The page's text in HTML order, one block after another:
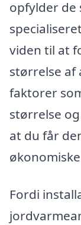
opfylder de
viden til at
størrelse af
faktorer
størrelse
at du får
Fordi